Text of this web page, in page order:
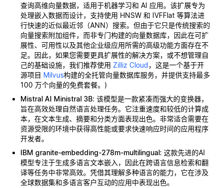
查询高维向量数据，适用于机器学习和 AI 应用。该扩展专为
处理嵌入数据而设计，支持使用 HNSW 和 IVFFlat 等算法进
行快速的近似最近邻（ANN）搜索。但由于它只是传统搜索的
向量搜索附加组件，而非专门构建的向量数据库，因此在可扩
展性、可用性以及其他企业级应用所需的高级功能方面存在不
足。因此，如果您需要更具扩展性的解决方案，或不想管理自
己的基础设施，我们推荐使用 Zilliz Cloud，这是一个基于开
源项目 Milvus构建的全托管向量数据库服务，并提供支持最多
100 万个向量的免费套餐。)
Mistral AI Ministral 3B: 该模型是一款紧凑而强大的变换器，
旨在高效处理自然语言处理任务。它注重速度和较低的计算成
本，在文本生成、摘要和分类方面表现出色。非常适合需要在
资源受限的环境中获得高性能或要求快速响应时间的应用程序
开发者。
IBM granite-embedding-278m-multilingual: 这款先进的AI
模型专注于生成多语言文本嵌入，因此在跨语言信息检索和翻
译等任务中非常高效。凭借其理解多种语言的能力，它在涉及
全球数据集和多语言客户互动的应用中表现出色。